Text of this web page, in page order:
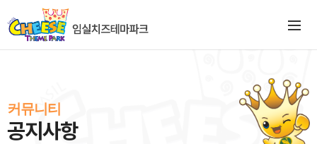
커뮤니티
공지사항